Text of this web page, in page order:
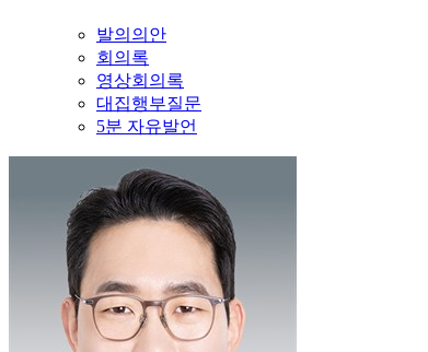
발의의안
회의록
영상회의록
대집행부질문
5분 자유발언